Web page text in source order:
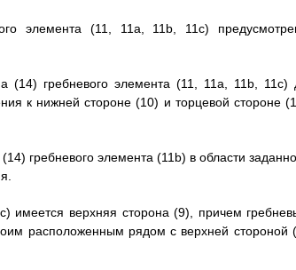
элемента (11, 11a, 11b, 11c)
гребневого элемента (11, 11a, 11b, 11c)
к нижней стороне (10) и торцевой стороне
гребневого элемента (11b) в области
верхняя сторона (9), причем
расположенным рядом с верхней стороной